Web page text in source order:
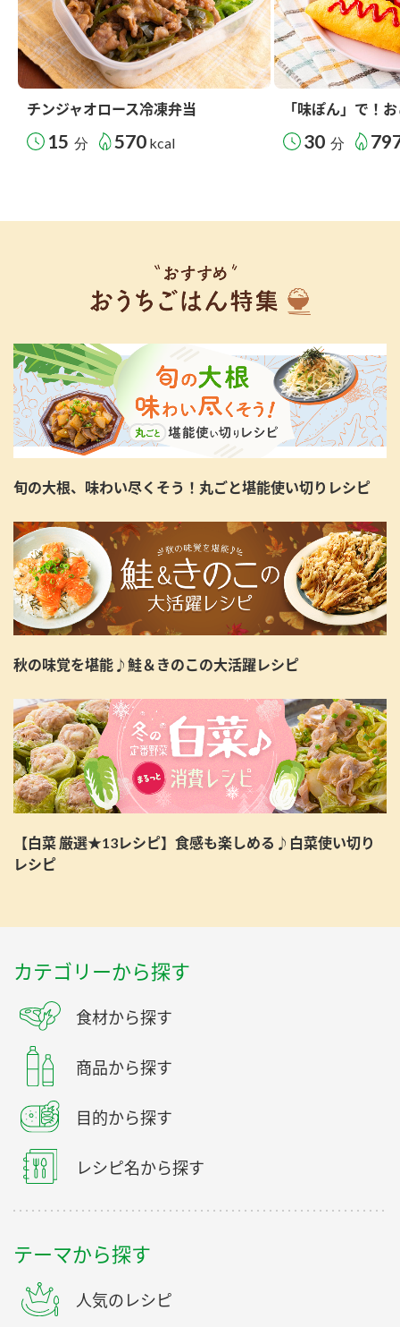
チンジャオロース冷凍弁当
15 分 570 kcal
「味ぽん」で！
30 分
旬の大根、味わい尽くそう！丸ごと堪能使い切りレシピ
秋の味覚を堪能♪鮭＆きのこの大活躍レシピ
【白菜 厳選★13レシピ】食感も楽しめる♪白菜使い切り
レシピ
カテゴリーから探す
食材から探す
商品から探す
目的から探す
レシピ名から探す
テーマから探す
人気のレシピ